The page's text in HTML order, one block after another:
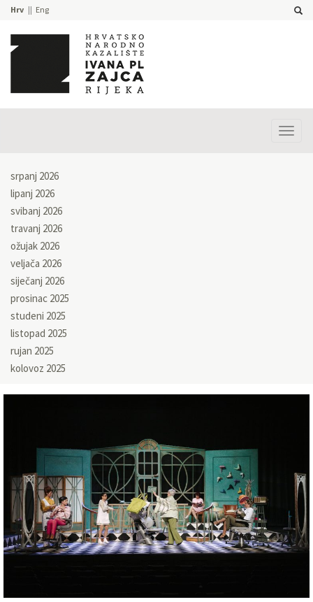
Hrv Eng
srpanj 2026
lipanj 2026
svibanj 2026
travanj 2026
ožujak 2026
veljača 2026
siječanj 2026
prosinac 2025
studeni 2025
listopad 2025
rujan 2025
kolovoz 2025